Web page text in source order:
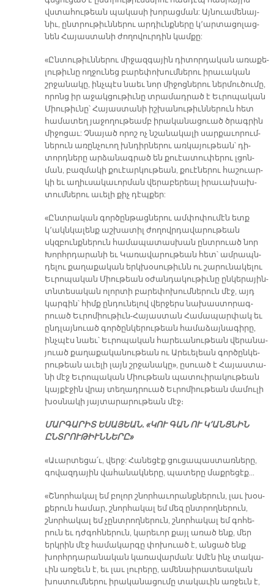
վստա­հու­թեան պա­կա­սի խո­րաց­ման: Այ­նուա­մե­նայ­
նիւ, ընտ­րութիւն­նե­րու ար­դիւնք­նե­րը կ՚ար­տա­ցո­լաց­
նեն Հա­յաս­տա­նի ժո­ղո­վուր­դին կամ­քը:
«Ըն­տու­թիւն­նե­րու մի­ջազ­գա­յին դի­տոր­դա­կան ա­ռա­քե­
լու­թիւ­նը ող­ջու­նեց բա­րեփո­խում­նե­րու ի­րա­ւա­կան
շրջա­նա­կը, ինչ­պէս նաեւ նոր մի­ջոց­նե­րու ներ­մու­ծումը,
ո­րոնց իր ա­ջակ­ցու­թիւ­նը տրա­մադ­րած է Եւ­րո­պա­կան
Միու­թիւ­նը՝ Հա­յաս­տա­նի իշխա­նու­թիւն­նե­րուն հետ
հա­մա­տեղ յա­ջո­ղու­թեամբ ի­րա­կա­նա­ցուած ծրագ­րին
մի­ջո­ցաւ: Չնա­յած ո­րոշ ոչ նշա­նա­կա­լի սար­քա­ւո­րում­
նե­րուն ա­ռըն­չուող խնդիր­նե­րու առ­կայու­թեան՝ դի­
տորդ­նե­րը ար­ձա­նագ­րած են քուէա­տու­փե­րու լցոն­
ման, բազ­մա­կի քուէարկու­թեան, քուէ­նե­րու հա­շուար­
կի եւ ա­ղիւ­սա­կա­ւոր­ման վե­րա­բե­րեալ ի­րա­ւախախ­
տում­նե­րու ա­ւե­լի քիչ դէպ­քեր:
«Ընտ­րա­կան գոր­ծըն­թաց­նե­րու ամ­փո­փու­մէն ետք
կ՚ակն­կա­լենք աշ­խա­տիլ ժո­ղովրդա­վա­րու­թեան
սկզբունք­նե­րուն հա­մա­պա­տաս­խան ընտ­րուած նոր
Խորհր­դարա­նի եւ Կա­ռա­վա­րու­թեան հետ՝ ամ­րապն­
դե­լու քա­ղա­քա­կան երկ­խօ­սու­թիւնն ու շա­րու­նա­կե­լու
Եւ­րո­պա­կան Միու­թեան օ­ժան­դա­կու­թիւ­նը ըն­կե­րա­յին-
տնտե­սա­կան ո­լոր­տի բա­րե­փո­խում­նե­րուն մէջ, այդ
կար­գին՝ հիմք ըն­դու­նե­լով վեր­ջերս նա­խաստո­րագ­
րուած Եւ­րո­միու­թիւն-Հա­յաս­տան Հա­մա­պար­փակ եւ
ընդ­լայ­նուած գոր­ծըն­կե­րու­թեան հա­մա­ձայ­նա­գի­րը,
ինչ­պէս նաեւ՝ Եւ­րո­պա­կան հա­րե­ւա­նու­թեան վե­րա­նա­
յուած քա­ղա­քա­կա­նու­թեան ու Ա­րե­ւե­լեան գոր­ծըն­կե­
րու­թեան ա­ւե­լի լայն շրջա­նա­կը», ըսուած է Հա­յաս­տա­
նի մէջ Եւ­րո­պա­կան Միու­թեան պա­տուի­րա­կու­թեան
կայ­քէ­ջին վրայ տե­ղադ­րուած Եւ­րո­միու­թեան մա­մու­լի
խօս­նա­կի յայ­տա­րա­րու­թեան մէջ։
ՄԱՐ­ԳԱ­ՐԻՏ Ե­ՍԱ­ՅԵԱՆ. «ԿՈՒ ԳԱՆ ՈՒ Կ՚ԱՆՑ­ՆԻՆ
ԸՆՏ­ՐՈՒ­ԹԻՒՆ­ՆԵ­ՐԸ»
«Ա­ւար­տե­ցա՛ւ, վերջ: Հա­նե­ցէք ցու­ցապաս­տառ­նե­րը,
գո­վազ­դա­յին վա­հա­նակ­նե­րը, պա­տե­րը մաք­րե­ցէք...
«Շնոր­հա­կալ եմ բո­լոր շնոր­հա­ւո­րանքնե­րուն, լաւ խօս­
քե­րուն հա­մար, շնոր­հա­կալ եմ մեզ ընտ­րող­նե­րուն,
շնոր­հա­կալ եմ չընտ­րող­նե­րուն, շնոր­հա­կալ եմ գո­հե­
րուն եւ դժգոհ­նե­րուն, կա­րե­ւոր քայլ ա­ռած ենք, մեր
երկ­րին մէջ հա­մակար­գը փո­խուած է, ան­ցած ենք
խորհր­դա­րա­նա­կան կա­ռա­վար­ման: Ա­մէն ինչ տա­կա­
ւին առ­ջեւն է, եւ լաւ լու­րե­րը, ա­մե­նաի­րա­տե­սա­կան
խոս­տում­նե­րու ի­րա­կա­նա­ցու­մը տա­կա­ւին առ­ջեւն է,